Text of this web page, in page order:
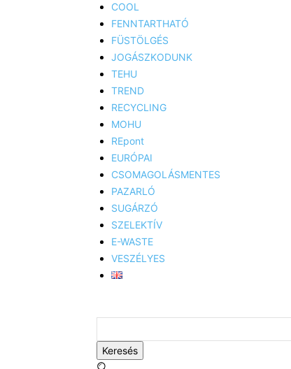
COOL
FENNTARTHATÓ
FÜSTÖLGÉS
JOGÁSZKODUNK
TEHU
TREND
RECYCLING
MOHU
REpont
EURÓPAI
CSOMAGOLÁSMENTES
PAZARLÓ
SUGÁRZÓ
SZELEKTÍV
E-WASTE
VESZÉLYES
Keresés